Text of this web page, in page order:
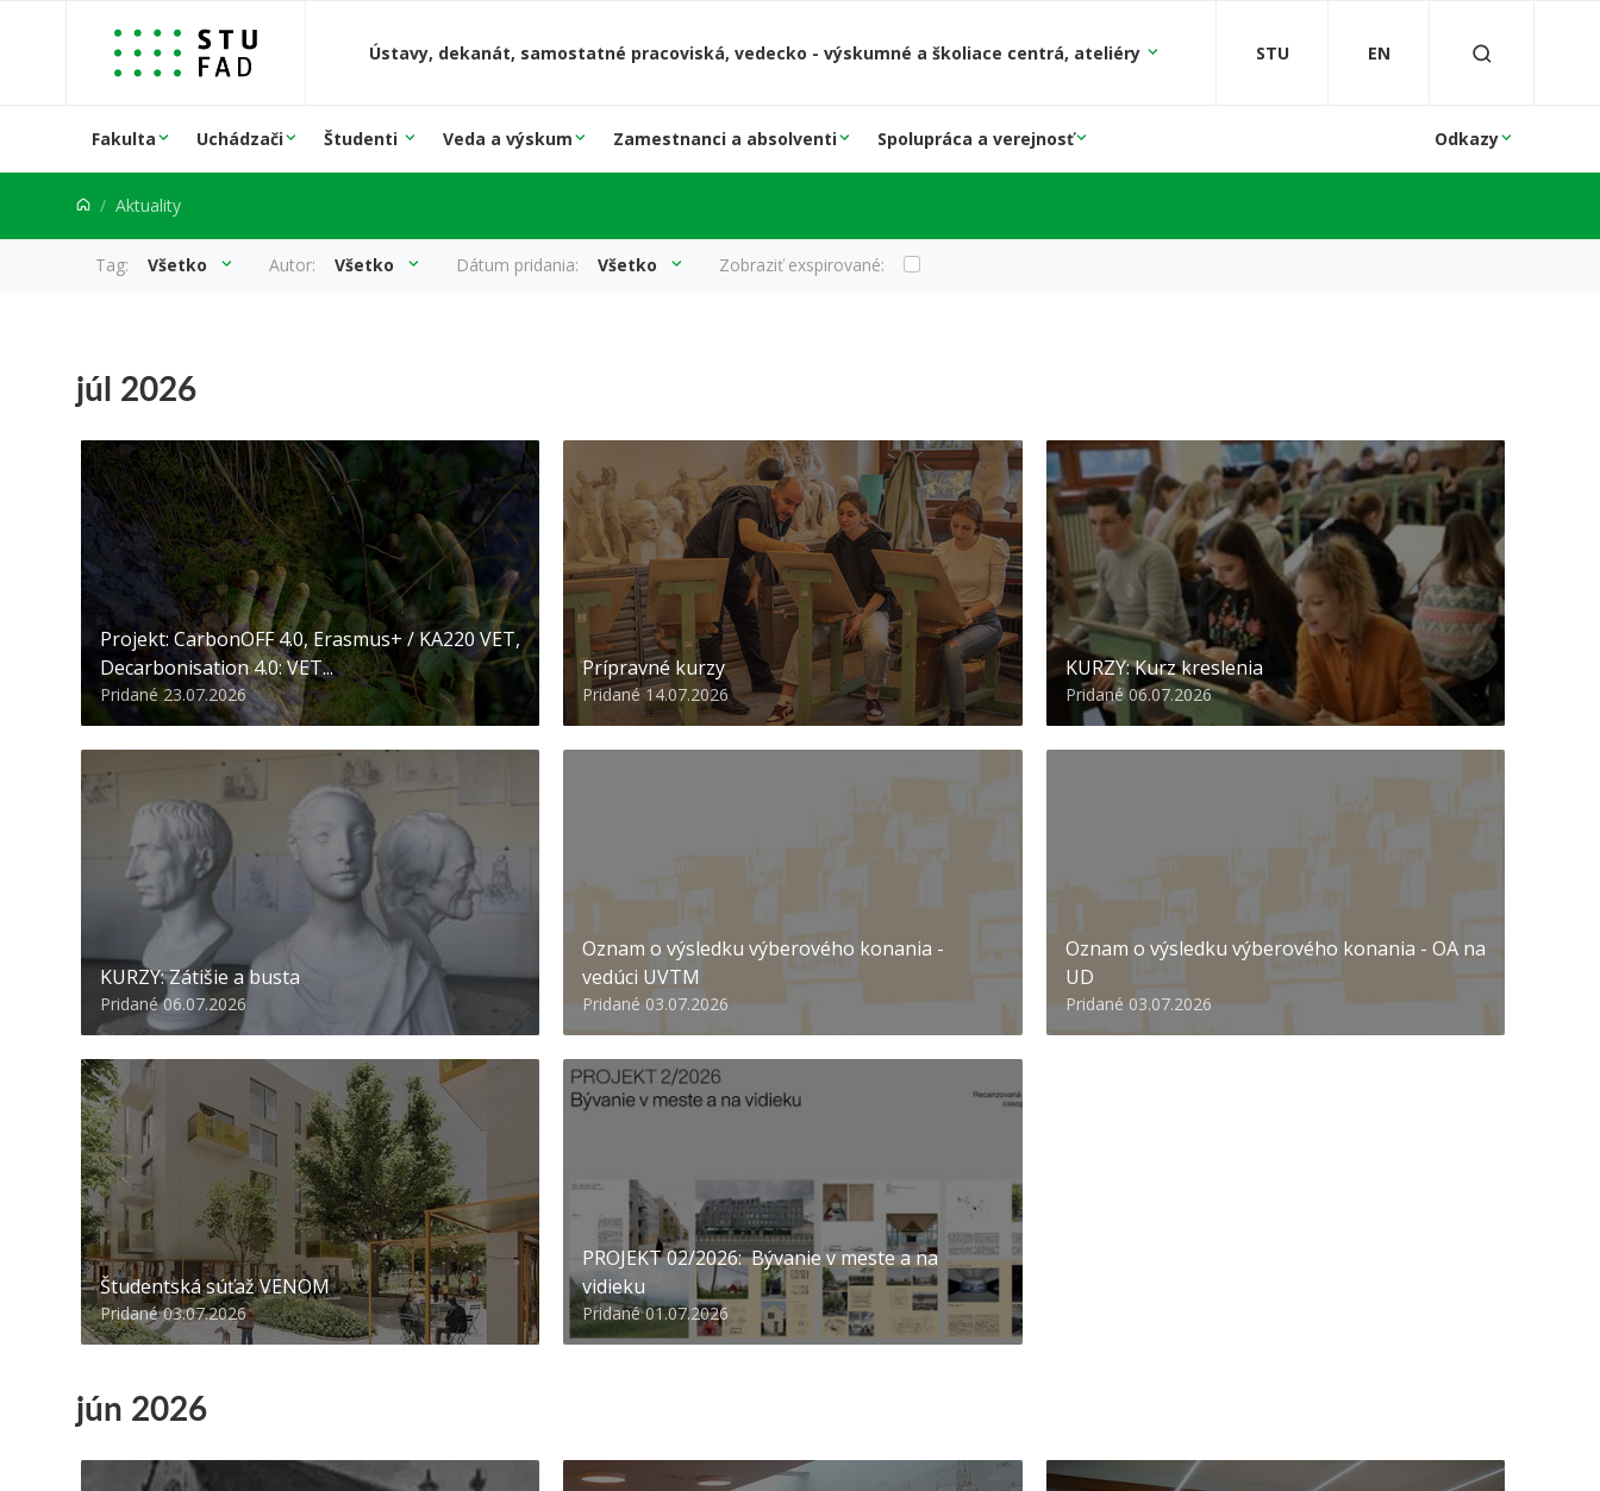
Prejsť na obsah
Ústavy, dekanát, samostatné pracoviská, vedecko - výskumné a školiace centrá, ateliéry STU EN
Fakulta Uchádzači Študenti Veda a výskum Zamestnanci a absolventi Spolupráca a verejnosť Odkazy
Aktuality
Tag: Všetko Autor: Všetko Dátum pridania: Všetko Zobraziť exspirované:
júl 2026
Projekt: CarbonOFF 4.0, Erasmus+ / KA220 VET,
Decarbonisation 4.0: VET...
Pridané 23.07.2026
Prípravné kurzy
Pridané 14.07.2026
KURZY: Kurz kreslenia
Pridané 06.07.2026
KURZY: Zátišie a busta
Pridané 06.07.2026
Oznam o výsledku výberového konania -
vedúci UVTM
Pridané 03.07.2026
Oznam o výsledku výberového konania - OA na
UD
Pridané 03.07.2026
Študentská súťaž VENOM
Pridané 03.07.2026
PROJEKT 02/2026: Bývanie v meste a na
vidieku
Pridané 01.07.2026
jún 2026